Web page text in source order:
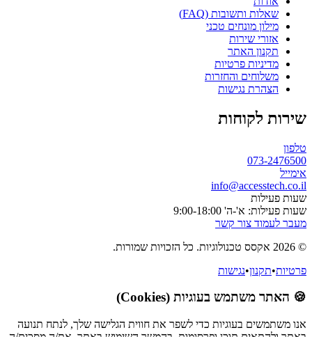
שאלות ותשובות (FAQ)
מילון מונחים טכני
אזורי שירות
תקנון האתר
מדיניות פרטיות
משלוחים והחזרות
הצהרת נגישות
שירות לקוחות
טלפון
073-2476500
אימייל
info@accesstech.co.il
שעות פעילות
שעות פעילות: א'-ה' 9:00-18:00
מעבר לעמוד צור קשר
© 2026 אקסס טכנולוגיות. כל הזכויות שמורות.
פרטיות•תקנון•נגישות
🍪 האתר משתמש בעוגיות (Cookies)
אנו משתמשים בעוגיות כדי לשפר את חווית הגלישה שלך, לנתח תנועה